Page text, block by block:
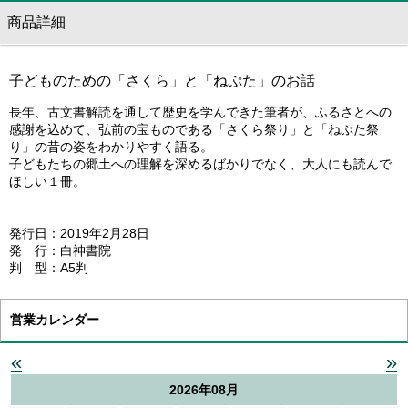
商品詳細
子どものための「さくら」と「ねぷた」のお話
長年、古文書解読を通して歴史を学んできた筆者が、ふるさとへの
感謝を込めて、弘前の宝ものである「さくら祭り」と「ねぷた祭
り」の昔の姿をわかりやすく語る。
子どもたちの郷土への理解を深めるばかりでなく、大人にも読んで
ほしい１冊。
発行日：2019年2月28日
発 行：白神書院
判 型：A5判
営業カレンダー
« »
2026年08月